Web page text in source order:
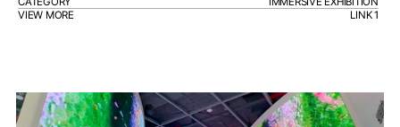
VIEW MORE
LINK 1